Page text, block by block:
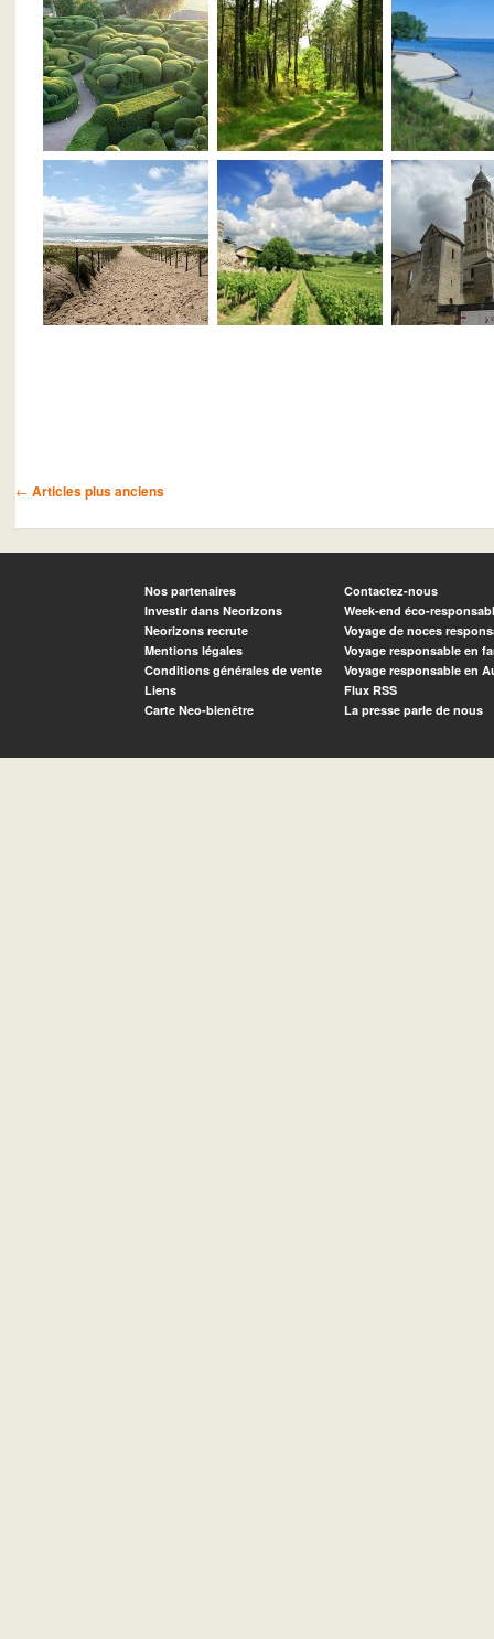
Navigation des articles
← Articles plus anciens
Nos partenaires
Investir dans Neorizons
Neorizons recrute
Mentions légales
Conditions générales de vente
Liens
Carte Neo-bienêtre
Contactez-nous
Week-end éco-
Voyage de noces
Voyage responsable en
Voyage responsable en
Flux RSS
La presse parle de nous